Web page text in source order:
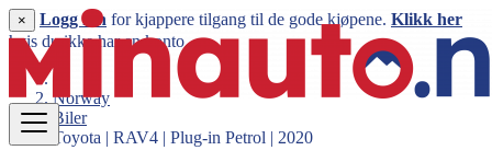
× Logg inn for kjappere tilgang til de gode kjøpene. Klikk her
hvis du ikke har en konto.
Norway
Biler
Toyota | RAV4 | Plug-in Petrol | 2020